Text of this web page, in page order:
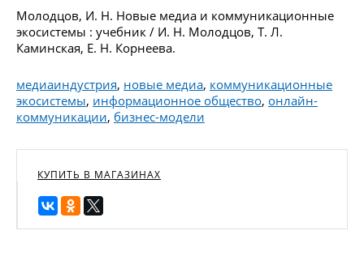
Молодцов, И. Н. Новые медиа и коммуникационные
экосистемы : учебник / И. Н. Молодцов, Т. Л.
Каминская, Е. Н. Корнеева.
медиаиндустрия, новые медиа, коммуникационные
экосистемы, информационное общество, онлайн-
коммуникации, бизнес-модели
КУПИТЬ В МАГАЗИНАХ